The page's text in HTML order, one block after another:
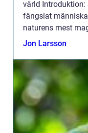
värld
fängslat
naturens mest
varelser. I den
Jon Larsson